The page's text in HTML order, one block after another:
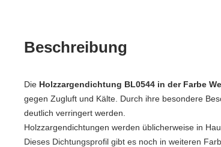
Beschreibung
Die Holzzargendichtung BL0544 in der Farbe
gegen Zugluft und Kälte. Durch ihre besondere
deutlich verringert werden.
Holzzargendichtungen werden üblicherweise in
Dieses Dichtungsprofil gibt es noch in weiteren